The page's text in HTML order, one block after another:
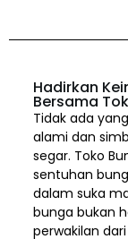
Hadirkan
Bersama
Tidak ada
alami dan
segar. Toko
sentuhan
dalam suka
bunga bukan
perwakilan